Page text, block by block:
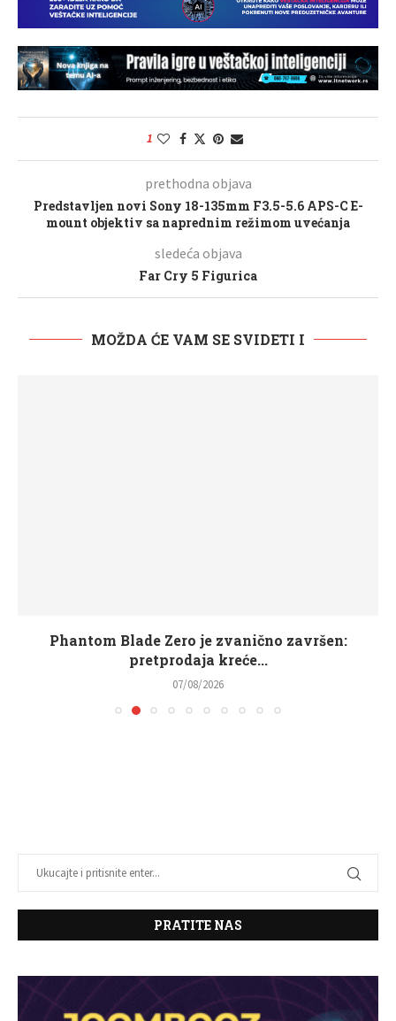
1
prethodna objava
Predstavljen novi Sony 18-135mm F3.5-5.6 APS-C E-
mount objektiv sa naprednim režimom uvećanja
sledeća objava
Far Cry 5 Figurica
MOŽDA ĆE VAM SE SVIDETI I
Phantom Blade Zero je zvanično završen:
pretprodaja kreće...
07/08/2026
PRATITE NAS